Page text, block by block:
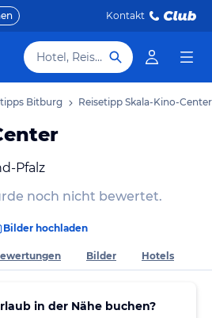
Kontakt
Hotel, Reiseziel
Bitburg Reisetipp Skala-Kino-Center
Pfalz
noch nicht bewertet.
Bilder hochladen
Bilder Hotels
in der Nähe buchen?